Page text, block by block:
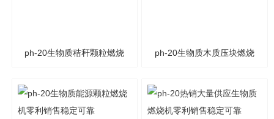
ph-20生物质秸秆颗粒燃烧 ph-20生物质木质压块燃烧